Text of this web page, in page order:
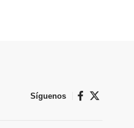
Síguenos